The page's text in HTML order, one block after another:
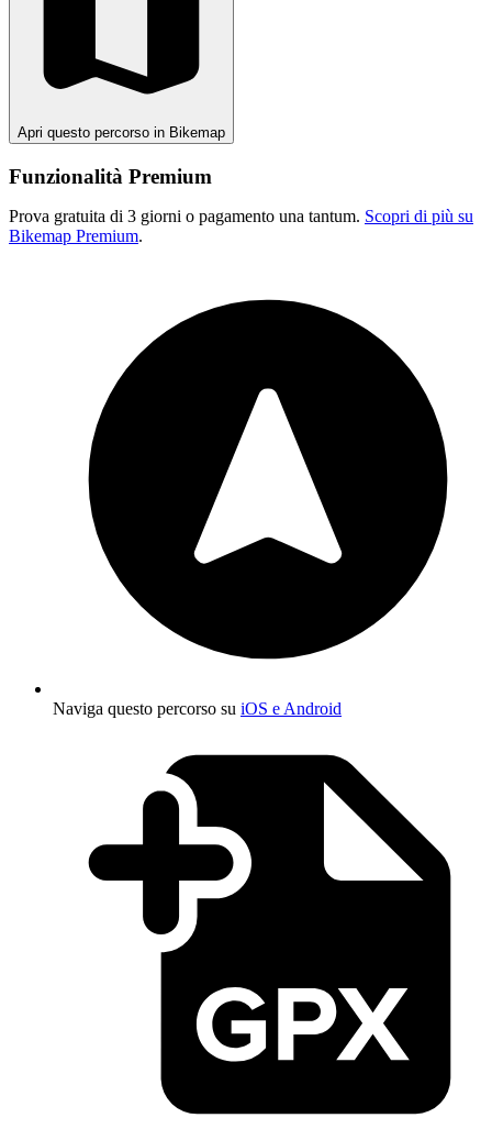
Apri questo percorso in Bikemap
Funzionalità Premium
Prova gratuita di 3 giorni o pagamento una tantum. Scopri di più su
Bikemap Premium.
Naviga questo percorso su iOS e Android